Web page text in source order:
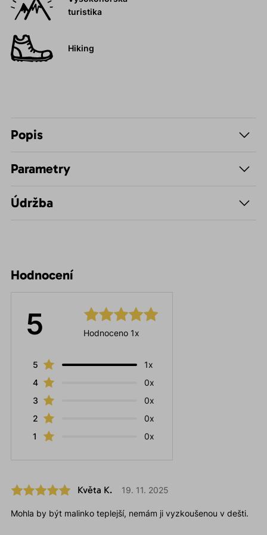
turistika
Hiking
Popis
Parametry
Údržba
Hodnocení
5 Hodnoceno 1x
5
1x
4
0x
3
0x
2
0x
1
0x
Květa K. 19. 11. 2025
Mohla by být malinko teplejší, nemám ji vyzkoušenou v dešti.